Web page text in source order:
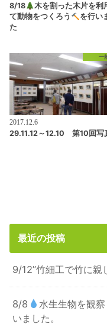
8/18
木を割った木片を利
て動物をつくろう
を行い
た
一
2017.12.6
29.11.12～12.10 第10回写
最近の投稿
9/12”竹細工で竹に親
8/8 水生生物を観
いました。